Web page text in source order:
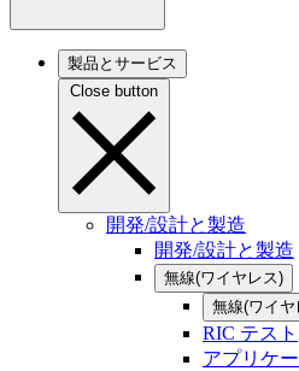
製品とサービス
Close button
開発/設計と製造
開発/設計と製造
無線(ワイヤレス)
無線(ワイヤ
RIC テスト
アプリケ